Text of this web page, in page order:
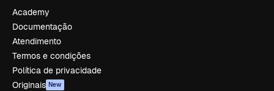
Academy
Documentação
Atendimento
Termos e condições
Política de privacidade
Originais New